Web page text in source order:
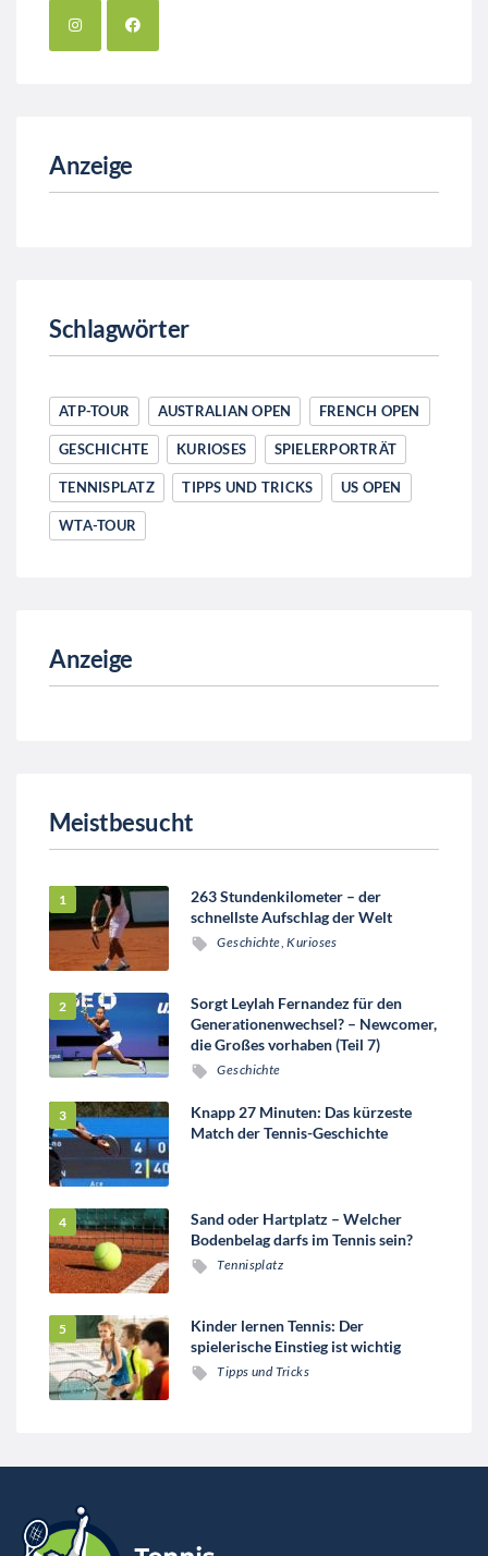
Anzeige
Schlagwörter
ATP-TOUR AUSTRALIAN OPEN FRENCH OPEN
GESCHICHTE KURIOSES SPIELERPORTRÄT
TENNISPLATZ TIPPS UND TRICKS US OPEN
WTA-TOUR
Anzeige
Meistbesucht
263 Stundenkilometer – der
schnellste Aufschlag der Welt
Geschichte ,Kurioses
Sorgt Leylah Fernandez für den
Generationenwechsel? – Newcomer,
die Großes vorhaben (Teil 7)
Geschichte
Knapp 27 Minuten: Das kürzeste
Match der Tennis-Geschichte
Sand oder Hartplatz – Welcher
Bodenbelag darfs im Tennis sein?
Tennisplatz
Kinder lernen Tennis: Der
spielerische Einstieg ist wichtig
Tipps und Tricks